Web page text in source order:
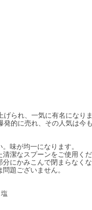
られ、一気に有名になりま
的に売れ、その人気は今
味が均一になります。
潔なスプーンをご使用くだ
にかみこんで閉まらなくな
題ございません。